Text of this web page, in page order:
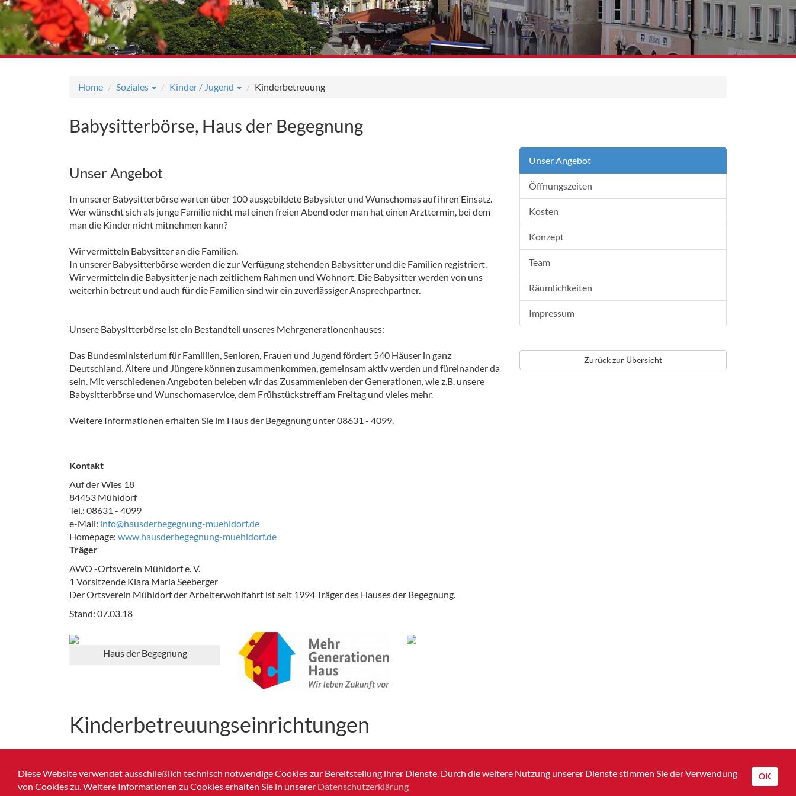
Home Soziales Kinder / Jugend Kinderbetreuung
Babysitterbörse, Haus der Begegnung
Unser Angebot
In unserer Babysitterbörse warten über 100 ausgebildete Babysitter und Wunschomas auf ihren Einsatz.
Wer wünscht sich als junge Familie nicht mal einen freien Abend oder man hat einen Arzttermin, bei dem
man die Kinder nicht mitnehmen kann?
Wir vermitteln Babysitter an die Familien.
In unserer Babysitterbörse werden die zur Verfügung stehenden Babysitter und die Familien registriert.
Wir vermitteln die Babysitter je nach zeitlichem Rahmen und Wohnort. Die Babysitter werden von uns
weiterhin betreut und auch für die Familien sind wir ein zuverlässiger Ansprechpartner.
Unsere Babysitterbörse ist ein Bestandteil unseres Mehrgenerationenhauses:
Das Bundesministerium für Famillien, Senioren, Frauen und Jugend fördert 540 Häuser in ganz
Deutschland. Ältere und Jüngere können zusammenkommen, gemeinsam aktiv werden und füreinander da
sein. Mit verschiedenen Angeboten beleben wir das Zusammenleben der Generationen, wie z.B. unsere
Babysitterbörse und Wunschomaservice, dem Frühstückstreff am Freitag und vieles mehr.
Weitere Informationen erhalten Sie im Haus der Begegnung unter 08631 - 4099.
Kontakt
Auf der Wies 18
84453 Mühldorf
Tel.: 08631 - 4099
e-Mail: info@hausderbegegnung-muehldorf.de
Homepage: www.hausderbegegnung-muehldorf.de
Träger
AWO -Ortsverein Mühldorf e. V.
1 Vorsitzende Klara Maria Seeberger
Der Ortsverein Mühldorf der Arbeiterwohlfahrt ist seit 1994 Träger des Hauses der Begegnung.
Stand: 07.03.18
Unser Angebot
Öffnungszeiten
Kosten
Konzept
Team
Räumlichkeiten
Impressum
Zurück zur Übersicht
Haus der Begegnung
Kinderbetreuungseinrichtungen
OK
Diese Website verwendet ausschließlich technisch notwendige Cookies zur Bereitstellung ihrer Dienste. Durch die weitere Nutzung unserer Dienste stimmen Sie der Verwendung
von Cookies zu. Weitere Informationen zu Cookies erhalten Sie in unserer Datenschutzerklärung